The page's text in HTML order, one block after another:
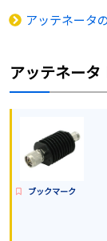
アッテネータ
アッテネータ
ブックマーク